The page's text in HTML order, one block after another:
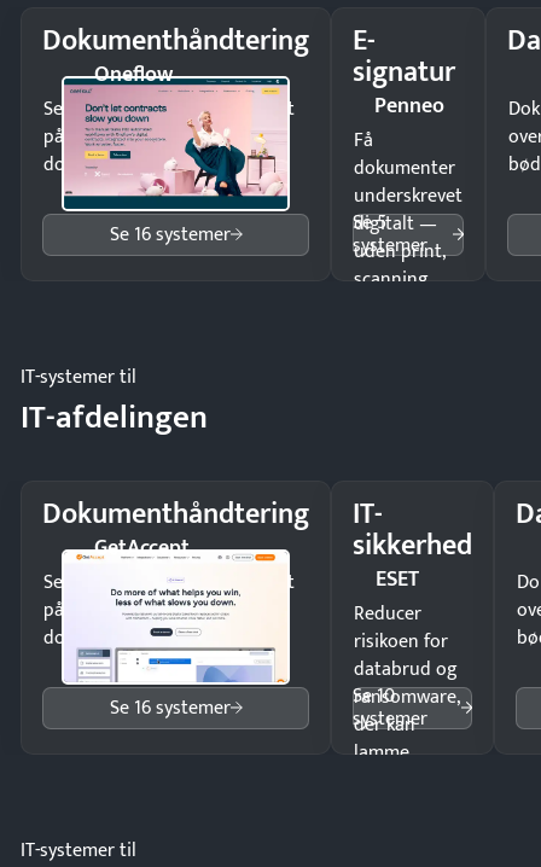
Dokumenthåndtering
Oneflow
Send kontrakter til underskrift
på minutter og mist ingen
dokumenter.
Se 16 systemer
E-
signatur
Penneo
Få
dokumenter
underskrevet
digitalt —
uden print,
scanning
Se 5
systemer
IT-systemer til
IT-afdelingen
Dokumenthåndtering
GetAccept
Send kontrakter til underskrift
på minutter og mist ingen
dokumenter.
Se 16 systemer
IT-
sikkerhed
ESET
Reducer
risikoen for
databrud og
ransomware,
der kan
lamme
Se 10
systemer
IT-systemer til